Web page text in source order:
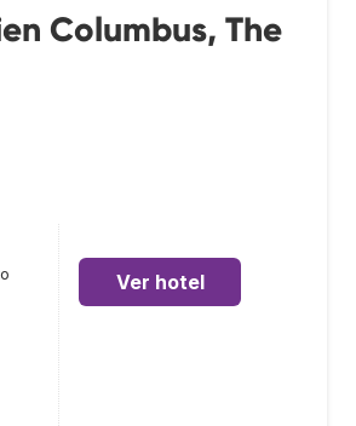
Columbus, The
Ver hotel